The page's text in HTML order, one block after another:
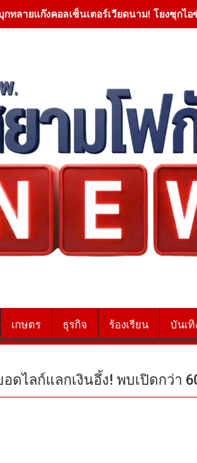
กทลายแก๊งคอลเซ็นเตอร์เวียดนาม! โยงซุก
เกษตร ธุรกิจ ร้องเรียน บันเทิ
ดไลก์แลกเงินอึ้ง! พบเปิดกว่า